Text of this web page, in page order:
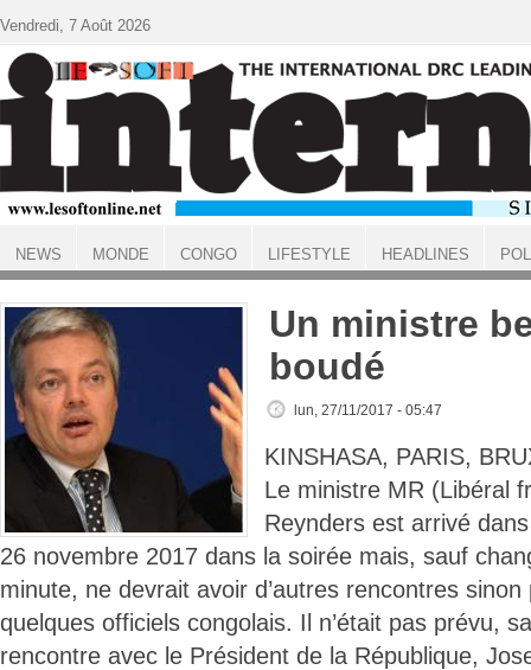
ACCUEIL
Un ministre
boudé
lun, 27/11/2017 - 05:47
KINSHASA, PARIS,
Le ministre MR (Libéral
Reynders est arrivé
26 novembre 2017 dans la soirée mais, sauf
minute, ne devrait avoir d’autres rencontres
quelques officiels congolais. Il n’était pas prévu,
rencontre avec le Président de la République,
Vendredi, 7 Août 2026
NEWS MONDE CONGO LIFESTYLE HEADLINES